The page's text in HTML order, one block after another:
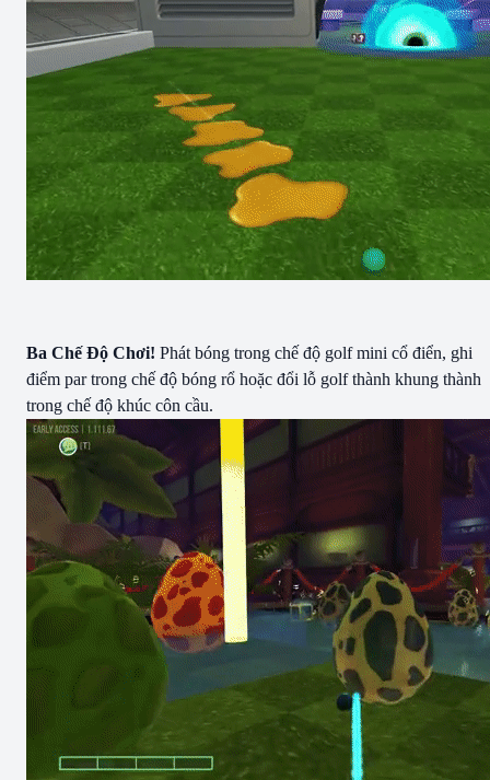
Ba Chế Độ Chơi! Phát bóng trong chế độ golf mini cổ điển, ghi
điểm par trong chế độ bóng rổ hoặc đổi lỗ golf thành khung thành
trong chế độ khúc côn cầu.